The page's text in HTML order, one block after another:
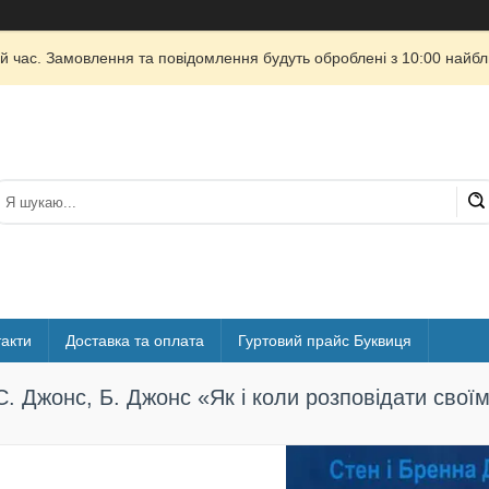
час. Замовлення та повідомлення будуть оброблені з 10:00
Доставка та оплата Гуртовий прайс Буквиця
Джонс, Б. Джонс «Як і коли розповідати